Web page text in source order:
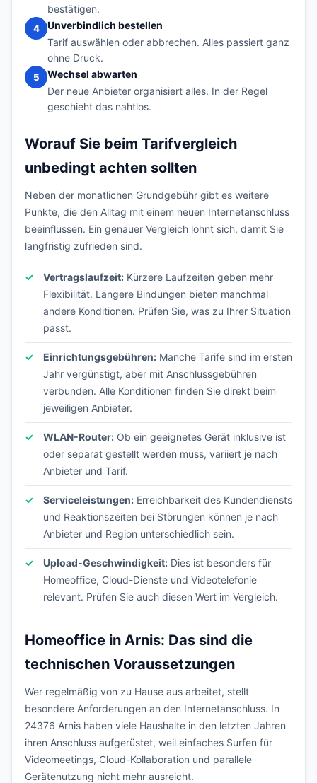
bestätigen.
4
Unverbindlich bestellen
Tarif auswählen oder abbrechen. Alles passiert ganz
ohne Druck.
5
Wechsel abwarten
Der neue Anbieter organisiert alles. In der Regel
geschieht das nahtlos.
Worauf Sie beim Tarifvergleich
unbedingt achten sollten
Neben der monatlichen Grundgebühr gibt es weitere
Punkte, die den Alltag mit einem neuen Internetanschluss
beeinflussen. Ein genauer Vergleich lohnt sich, damit Sie
langfristig zufrieden sind.
Vertragslaufzeit: Kürzere Laufzeiten geben mehr
Flexibilität. Längere Bindungen bieten manchmal
andere Konditionen. Prüfen Sie, was zu Ihrer Situation
passt.
Einrichtungsgebühren: Manche Tarife sind im ersten
Jahr vergünstigt, aber mit Anschlussgebühren
verbunden. Alle Konditionen finden Sie direkt beim
jeweiligen Anbieter.
WLAN-Router: Ob ein geeignetes Gerät inklusive ist
oder separat gestellt werden muss, variiert je nach
Anbieter und Tarif.
Serviceleistungen: Erreichbarkeit des Kundendiensts
und Reaktionszeiten bei Störungen können je nach
Anbieter und Region unterschiedlich sein.
Upload-Geschwindigkeit: Dies ist besonders für
Homeoffice, Cloud-Dienste und Videotelefonie
relevant. Prüfen Sie auch diesen Wert im Vergleich.
Homeoffice in Arnis: Das sind die
technischen Voraussetzungen
Wer regelmäßig von zu Hause aus arbeitet, stellt
besondere Anforderungen an den Internetanschluss. In
24376 Arnis haben viele Haushalte in den letzten Jahren
ihren Anschluss aufgerüstet, weil einfaches Surfen für
Videomeetings, Cloud-Kollaboration und parallele
Gerätenutzung nicht mehr ausreicht.